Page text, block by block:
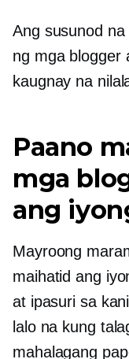
Ang susunod
ng mga blogger
kaugnay na
Paano
mga
ang
Mayroong
maihatid ang
at ipasuri sa
lalo na kung
mahalagang